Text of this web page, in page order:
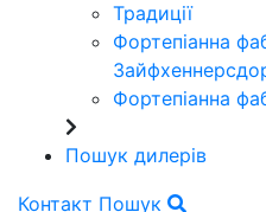
Традиції
Фортепіанна
Фортепіанна
Пошук дилерів
Контакт Пошук